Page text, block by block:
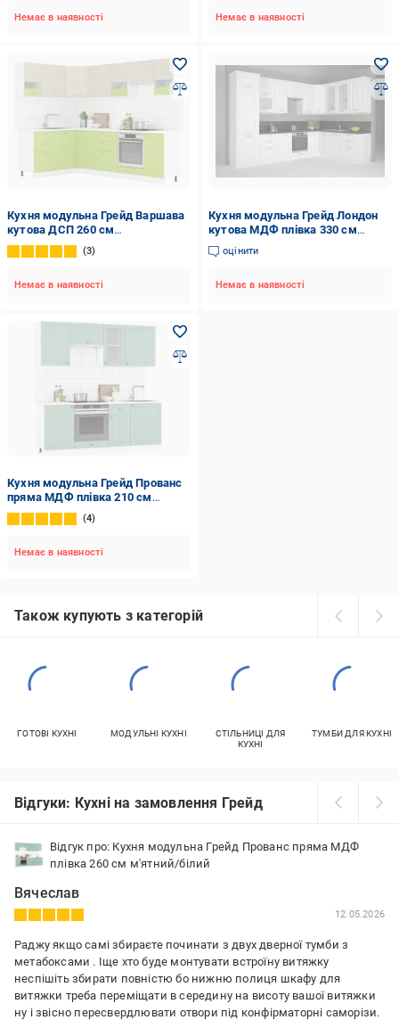
Немає в наявності Немає в наявності
Кухня модульна Грейд Варшава
кутова ДСП 260 см
×160зелений/дуб світлий/дуб
сонома
3
Немає в наявності
Кухня модульна Грейд Лондон
кутова МДФ плівка 330 см
×210білий/білий
оцінити
Немає в наявності
Кухня модульна Грейд Прованс
пряма МДФ плівка 210 см
м'ятний/білий
4
Немає в наявності
Також купують з категорій
ГОТОВІ КУХНІ МОДУЛЬНІ КУХНІ
СТІЛЬНИЦІ ДЛЯ
КУХНІ
ТУМБИ ДЛЯ КУХНІ
Відгуки: Кухні на замовлення Грейд
Відгук про: Кухня модульна Грейд Прованс пряма МДФ
плівка 260 см м'ятний/білий
Вячеслав
12.05.2026
Раджу якщо самі збираєте починати з двух дверної тумби з
метабоксами . Іще хто буде монтувати встроїну витяжку
неспішіть збирати повністю бо нижню полиця шкафу для
витяжки треба переміщати в середину на висоту вашої витяжки
ну і звісно пересвердлювати отвори під конфірматорні саморізи.